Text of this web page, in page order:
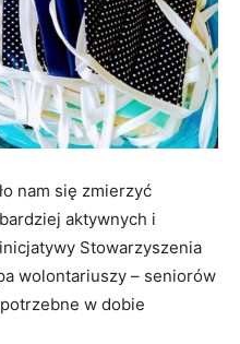
nam się zmierzyć
aktywnych i
Stowarzyszenia
wolontariuszy – seniorów
w dobie